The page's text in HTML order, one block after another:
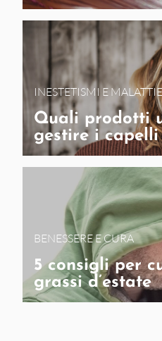
INESTETISMI E
Quali prodotti
gestire i capelli
BENESSERE E CURA
5 consigli per
grassi d’estate